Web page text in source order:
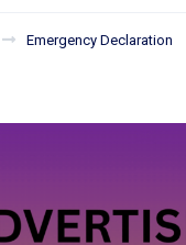
Emergency Declaration